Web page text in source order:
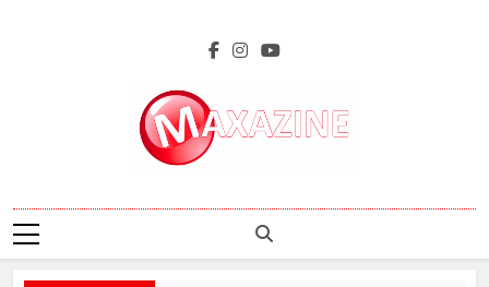
Maxazine.fr